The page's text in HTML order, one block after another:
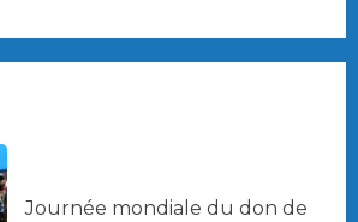
Journée mondiale du don de